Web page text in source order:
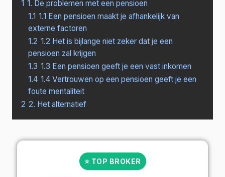
1 1. De problemen met een pensioen
1.1 1.1 Een pensioen maakt je afhankelijk van
externe factoren
1.2 1.2 Het is bijlange niet zeker dat je een
pensioen zal krijgen
1.3 1.3 Een pensioen geeft je een vast inkomen
1.4 1.4 Vertrouwen op een pensioen geeft je een
foute mentaliteit
2 2. Het alternatief
⭐ TOP BROKER